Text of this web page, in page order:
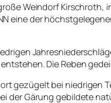
Weindorf
eine der
Die Reben
gezügelt bei niedrigen
der Gärung gebildete